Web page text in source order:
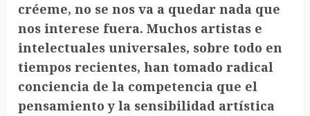
créeme, no se nos va a quedar nada que
nos interese fuera. Muchos artistas e
intelectuales universales, sobre todo en
tiempos recientes, han tomado radical
conciencia de la competencia que el
pensamiento y la sensibilidad artística